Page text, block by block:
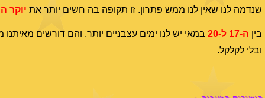
שנדמה לנו שאין לנו ממש פתרון. זו תקופה בה חשים יותר את יוקר
בין ה-17 ל-20
במאי יש לנו ימים עצבניים יותר, והם דורשים
ובלי לקלקל.